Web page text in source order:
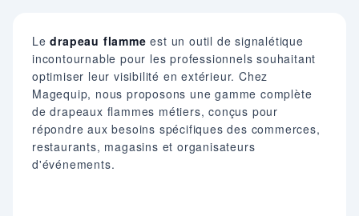
Ledrapeau flamme est un outil de signalétique
incontournable pour les professionnels souhaitant
optimiser leur visibilité en extérieur. Chez
Magequip, nous proposons une gamme complète
de drapeaux flammes métiers, conçus pour
répondre aux besoins spécifiques des commerces,
restaurants, magasins et organisateurs
d'événements.​